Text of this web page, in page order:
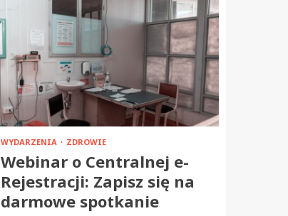
WYDARZENIA ZDROWIE
Webinar o Centralnej e-
Rejestracji: Zapisz się na
darmowe spotkanie